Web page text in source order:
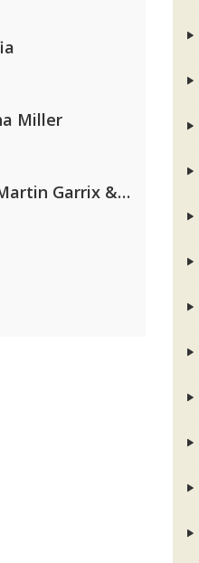
Miller
Armin van Buuren, Martin Garrix & Libby Whitehouse